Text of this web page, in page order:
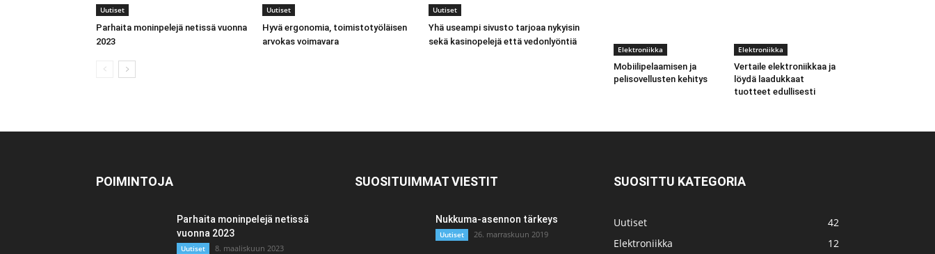
Uutiset
Parhaita moninpelejä netissä vuonna
2023
Uutiset
Hyvä ergonomia, toimistotyöläisen
arvokas voimavara
Uutiset
Yhä useampi sivusto tarjoaa nykyisin
sekä kasinopelejä että vedonlyöntiä
Elektroniikka
Mobiilipelaamisen ja
pelisovellusten kehitys
Elektroniikka
Vertaile elektroniikkaa ja
löydä laadukkaat
tuotteet edullisesti
POIMINTOJA
Parhaita moninpelejä netissä
vuonna 2023
Uutiset 8. maaliskuun 2023
SUOSITUIMMAT VIESTIT
Nukkuma-asennon tärkeys
Uutiset 26. marraskuun 2019
SUOSITTU KATEGORIA
Uutiset
42
Elektroniikka
12